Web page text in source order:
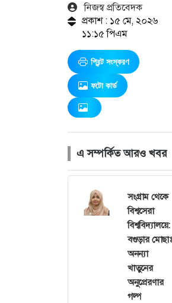
নিজস্ব প্রতিবেদক
প্রকাশ : ১৫ মে, ২০২৬
১১:১৫ পিএম
প্রিন্ট সংস্করণ
ফটো কার্ড
এ সম্পর্কিত আরও খবর
সংগ্রাম থেকে
বিশ্বসেরা
বিশ্ববিদ্যালয়ে:
বগুড়ার মোছাঃ
অনন্যা
খাতুনের
অনুপ্রেরণার
গল্প